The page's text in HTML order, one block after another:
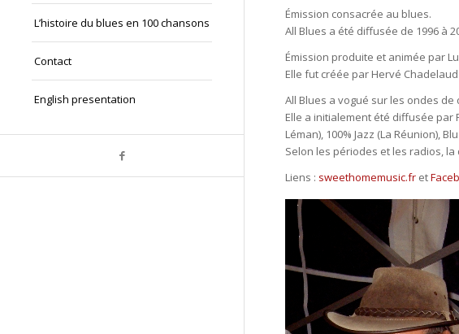
L’histoire du blues en 100 chansons
Contact
English presentation
Émission consacrée au blues.
All Blues a été diffusée de 1996 à
Émission produite et animée par
Elle fut créée par Hervé
All Blues a vogué sur les ondes
Elle a initialement été diffusée par
Léman), 100% Jazz (La Réunion),
Selon les périodes et les radios, la
Liens : sweethomemusic.fr et